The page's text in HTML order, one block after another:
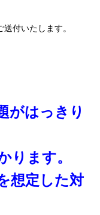
付いたします。
がはっきり
ります。
想定した対